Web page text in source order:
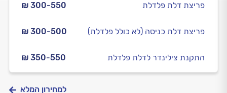
₪ 300-550 פריצת דלת פלדלת
₪ 300-500 פריצת דלת כניסה (לא כולל פלדלת)
₪ 350-550 התקנת צילינדר לדלת פלדלת
למחירון המלא